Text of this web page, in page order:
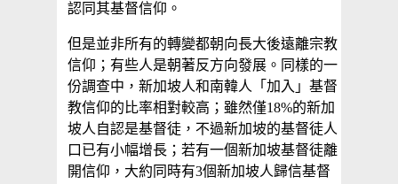
認同其基督信仰。
但是並非所有的轉變都朝向長大後遠離宗教
信仰；有些人是朝著反方向發展。同樣的一
份調查中，新加坡人和南韓人「加入」基督
教信仰的比率相對較高；雖然僅18%的新加
坡人自認是基督徒，不過新加坡的基督徒人
口已有小幅增長；若有一個新加坡基督徒離
開信仰，大約同時有3個新加坡人歸信基督